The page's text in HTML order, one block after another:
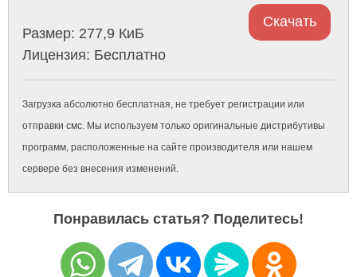
Размер: 277,9 КиБ
Лицензия: Бесплатно
Скачать
Загрузка абсолютно бесплатная, не требует регистрации или
отправки смс. Мы используем только оригинальные дистрибутивы
программ, расположенные на сайте производителя или нашем
сервере без внесения изменений.
Понравилась статья? Поделитесь!